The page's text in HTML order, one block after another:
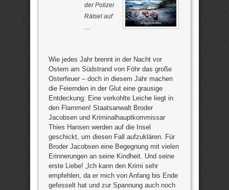
der Polizei
Rätsel auf
…
Wie jedes Jahr brennt in der Nacht vor
Ostern am Südstrand von Föhr das große
Osterfeuer – doch in diesem Jahr machen
die Feiernden in der Glut eine grausige
Entdeckung: Eine verkohlte Leiche liegt in
den Flammen! Staatsanwalt Broder
Jacobsen und Kriminalhauptkommissar
Thies Hansen werden auf die Insel
geschickt, um diesen Fall aufzuklären. Für
Broder Jacobsen eine Begegnung mit vielen
Erinnerungen an seine Kindheit. Und seine
erste Liebe! „Ich kann den Krimi sehr
empfehlen, da er mich von Anfang bis Ende
gefesselt hat und zur Spannung auch noch